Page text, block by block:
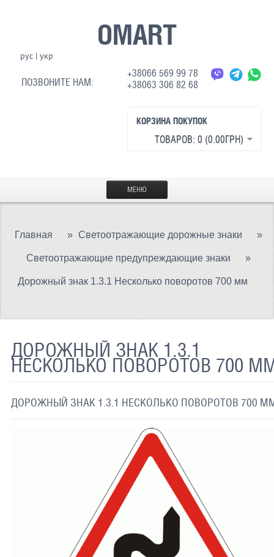
OMART
рус| укр
ПОЗВОНИТЕ НАМ:
+38066 569 99 78
+38063 306 82 68
КОРЗИНА ПОКУПОК
ТОВАРОВ: 0 (0.00ГРН)
МЕНЮ
МАТЕРИАЛЫ
СВЕТООТРАЖАЮЩАЯ ТКАНЬ
СВЕТООТРАЖАЮЩАЯ ПЛЕНКА
СВЕТООТРАЖАЮЩИЕ ДОРОЖНЫЕ ЗНАКИ
ПРИМЕНЕНИЕ
ДОСТАВКА
СВЯЗАТЬСЯ С НАМИ
Главная » Светоотражающие дорожные знаки »
Светоотражающие предупреждающие знаки »
Дорожный знак 1.3.1 Несколько поворотов 700 мм
ДОРОЖНЫЙ ЗНАК 1.3.1
НЕСКОЛЬКО ПОВОРОТОВ 700
ДОРОЖНЫЙ ЗНАК 1.3.1 НЕСКОЛЬКО ПОВОРОТОВ 700